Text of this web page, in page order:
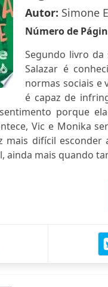
Autor: Simone
Número de
Segundo livro da
Salazar é
normas sociais e
é capaz de
porque
Vic e Monika
mais difícil
ainda mais quando